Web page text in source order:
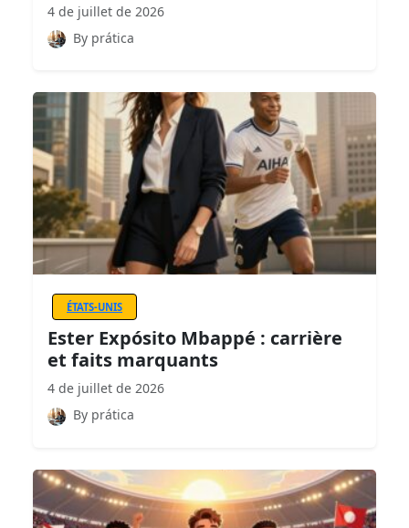
4 de juillet de 2026
By prática
ÉTATS-UNIS
Ester Expósito Mbappé : carrière
et faits marquants
4 de juillet de 2026
By prática